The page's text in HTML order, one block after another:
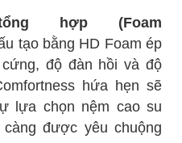
hợp (Foam
tạo bằng HD Foam ép
độ đàn hồi và độ
hứa hẹn sẽ
lựa chọn nệm cao su
được yêu chuộng